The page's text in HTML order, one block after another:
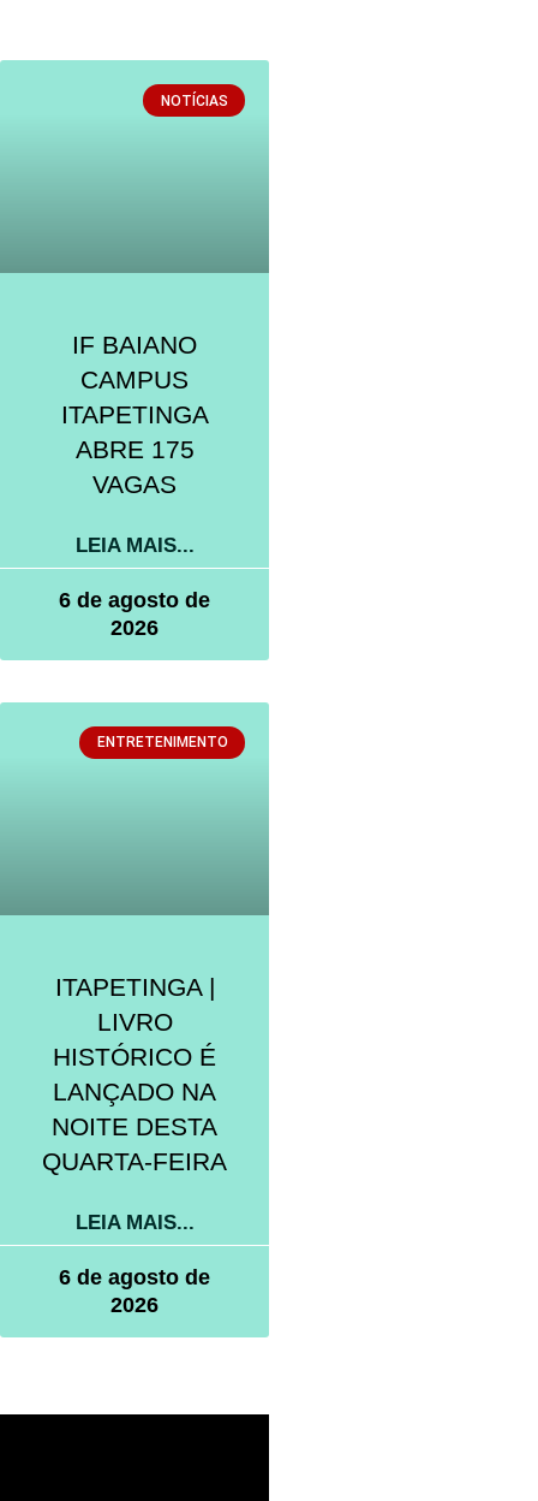
NOTÍCIAS
IF BAIANO
CAMPUS
ITAPETINGA
ABRE 175
VAGAS
LEIA MAIS...
6 de agosto de
2026
ENTRETENIMENTO
ITAPETINGA |
LIVRO
HISTÓRICO É
LANÇADO NA
NOITE DESTA
QUARTA-FEIRA
LEIA MAIS...
6 de agosto de
2026